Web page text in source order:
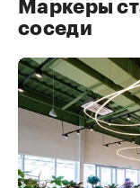
Маркеры
соседи